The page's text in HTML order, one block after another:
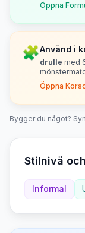
Öppna
🧩Använd i
drulle med
Öppna
Bygger du något?
Stilnivå
Informal